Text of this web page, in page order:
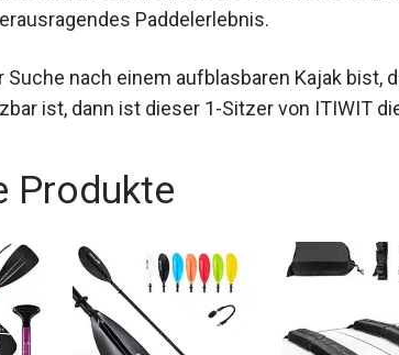
Paddelerlebnis.
Suche nach einem aufblasbaren Kajak bist,
ist, dann ist dieser 1-Sitzer von ITIWIT
Produkte